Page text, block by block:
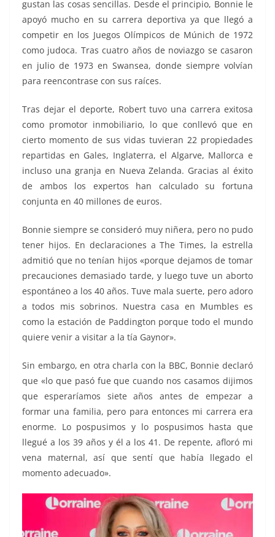
gustan las cosas sencillas. Desde el principio, Bonnie le
apoyó mucho en su carrera deportiva ya que llegó a
competir en los Juegos Olímpicos de Múnich de 1972
como judoca. Tras cuatro años de noviazgo se casaron
en julio de 1973 en Swansea, donde siempre volvían
para reencontrase con sus raíces.
Tras dejar el deporte, Robert tuvo una carrera exitosa
como promotor inmobiliario, lo que conllevó que en
cierto momento de sus vidas tuvieran 22 propiedades
repartidas en Gales, Inglaterra, el Algarve, Mallorca e
incluso una granja en Nueva Zelanda. Gracias al éxito
de ambos los expertos han calculado su fortuna
conjunta en 40 millones de euros.
Bonnie siempre se consideró muy niñera, pero no pudo
tener hijos. En declaraciones a The Times, la estrella
admitió que no tenían hijos «porque dejamos de tomar
precauciones demasiado tarde, y luego tuve un aborto
espontáneo a los 40 años. Tuve mala suerte, pero adoro
a todos mis sobrinos. Nuestra casa en Mumbles es
como la estación de Paddington porque todo el mundo
quiere venir a visitar a la tía Gaynor».
Sin embargo, en otra charla con la BBC, Bonnie declaró
que «lo que pasó fue que cuando nos casamos dijimos
que esperaríamos siete años antes de empezar a
formar una familia, pero para entonces mi carrera era
enorme. Lo pospusimos y lo pospusimos hasta que
llegué a los 39 años y él a los 41. De repente, afloró mi
vena maternal, así que sentí que había llegado el
momento adecuado».